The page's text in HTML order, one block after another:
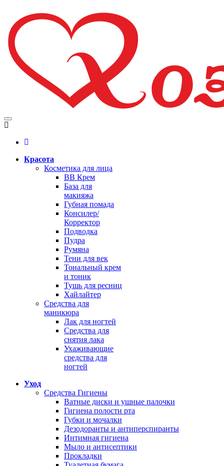
Красота
Косметика для лица
BB Крем
База для
макияжа
Губная помада
Консилер/
Корректор
Подводка
Пудра
Румяна
Тени для век
Тональный крем
и тоник
Тушь для ресниц
Хайлайтер
Средства для
маникюра
Лак для ногтей
Средства для
снятия лака
Ухаживающие
средства для
ногтей
Уход
Средства Гигиены
Ватные диски и ушные палочки
Гигиена полости рта
Губки и мочалки
Дезодоранты и антиперспиранты
Интимная гигиена
Мыло и антисептики
Прокладки